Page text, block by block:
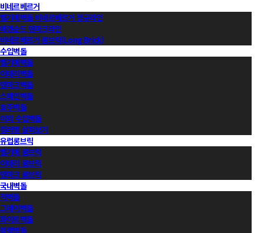
비네르베르거
벨기에벽돌 비네르베르거 정규라인
에겐순드 덴마크라인
비네르베르거 롱브릭(Long Brick)
수입벽돌
벨기에벽돌
이태리벽돌
덴마크벽돌
스페인벽돌
호주벽돌
이외 수입벽돌
컬러별 살펴보기
유럽롱브릭
벨기에 롱브릭
이태리 롱브릭
덴마크 롱브릭
국내벽돌
적벽돌
그레이벽돌
화이트벽돌
블랙벽돌